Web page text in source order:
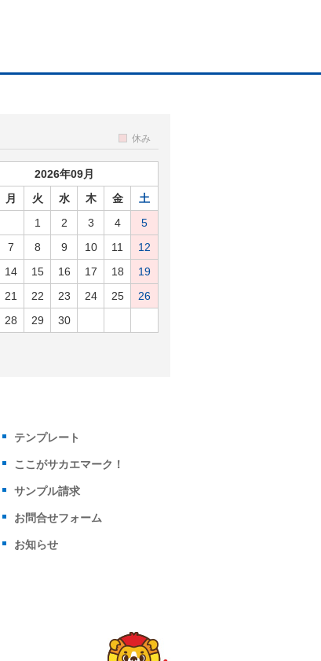
休み
2026年09月
月 火 水 木 金
土
1
2 3 4
5
7 8 9 10 11
12
14 15 16 17 18
19
21 22 23 24 25
26
28 29 30
テンプレート
ここがサカエマーク！
サンプル請求
お問合せフォーム
お知らせ